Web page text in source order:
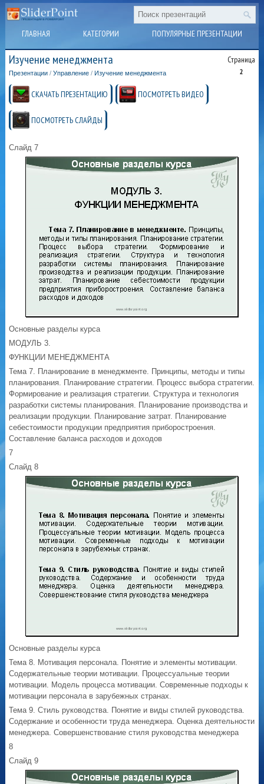
ГЛАВНАЯ КАТЕГОРИИ ПОПУЛЯРНЫЕ ПРЕЗЕНТАЦИИ
Изучение менеджмента Страница
2
Презентации /Управление / Изучение менеджмента
СКАЧАТЬ ПРЕЗЕНТАЦИЮ ПОСМОТРЕТЬ ВИДЕО
ПОСМОТРЕТЬ СЛАЙДЫ
Слайд 7
Основные разделы курса
МОДУЛЬ 3.
ФУНКЦИИ МЕНЕДЖМЕНТА
Тема 7. Планирование в менеджменте. Принципы, методы и типы
планирования. Планирование стратегии. Процесс выбора стратегии.
Формирование и реализация стратегии. Структура и технология
разработки системы планирования. Планирование производства и
реализации продукции. Планирование затрат. Планирование
себестоимости продукции предприятия приборостроения.
Составление баланса расходов и доходов
7
Слайд 8
Основные разделы курса
Тема 8. Мотивация персонала. Понятие и элементы мотивации.
Содержательные теории мотивации. Процессуальные теории
мотивации. Модель процесса мотивации. Современные подходы к
мотивации персонала в зарубежных странах.
Тема 9. Стиль руководства. Понятие и виды стилей руководства.
Содержание и особенности труда менеджера. Оценка деятельности
менеджера. Совершенствование стиля руководства менеджера
8
Слайд 9